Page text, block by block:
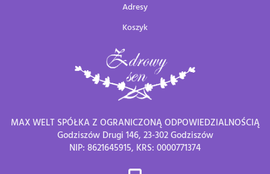
Adresy
Koszyk
MAX WELT SPÓŁKA Z OGRANICZONĄ ODPOWIEDZIALNOŚCIĄ
Godziszów Drugi 146, 23-302 Godziszów
NIP: 8621645915, KRS: 0000771374